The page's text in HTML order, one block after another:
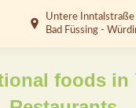
Untere
Bad Füssing -
foods in